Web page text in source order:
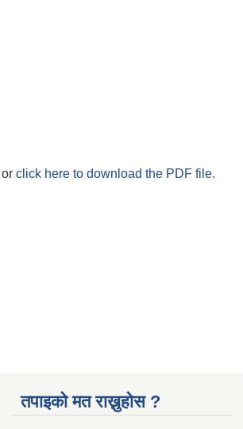
or click here to download the PDF file.
तपाइको मत राख्नुहोस ?